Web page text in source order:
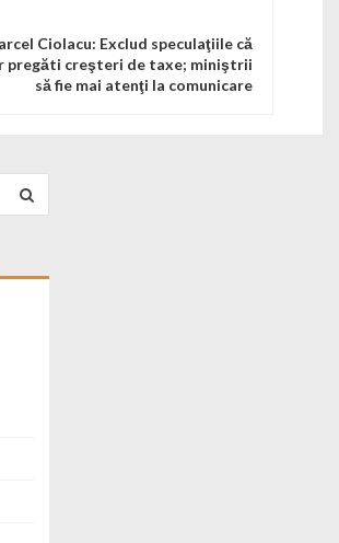
Ciolacu: Exclud speculaţiile că
pregăti creşteri de taxe; miniştrii
să fie mai atenţi la comunicare